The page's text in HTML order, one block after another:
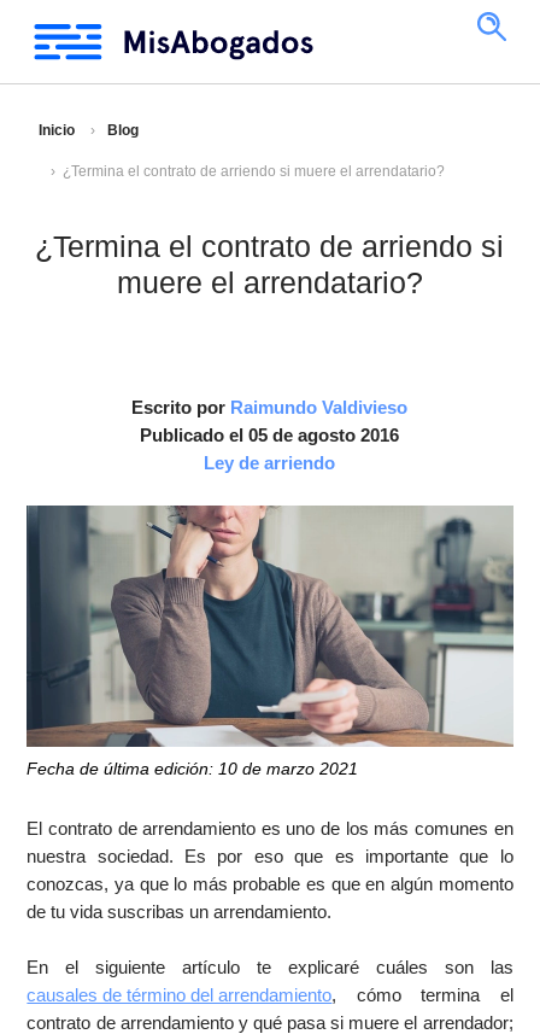
Inicio Blog
¿Termina el contrato de arriendo si muere el arrendatario?
¿Termina el contrato de arriendo si
muere el arrendatario?
Escrito por Raimundo Valdivieso
Publicado el 05 de agosto 2016
Ley de arriendo
Fecha de última edición: 10 de marzo 2021
El contrato de arrendamiento es uno de los más comunes en
nuestra sociedad. Es por eso que es importante que lo
conozcas, ya que lo más probable es que en algún momento
de tu vida suscribas un arrendamiento.
En el siguiente artículo te explicaré cuáles son las
causales de término del arrendamiento, cómo termina el
contrato de arrendamiento y qué pasa si muere el arrendador;